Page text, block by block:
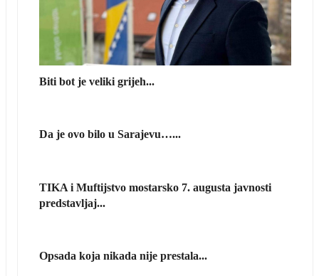
Biti bot je veliki grijeh...
Da je ovo bilo u Sarajevu…...
TIKA i Muftijstvo mostarsko 7. augusta javnosti
predstavljaj...
Opsada koja nikada nije prestala...